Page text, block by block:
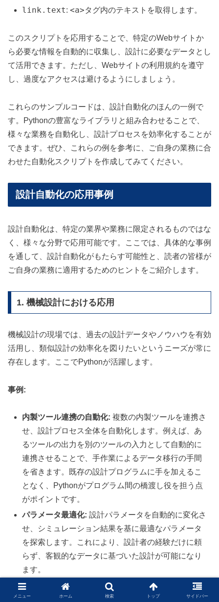
link.text:<a>タグ内のテキストを取得します。
このスクリプトを応用することで、特定のWebサイトか
ら必要な情報を自動的に収集し、設計に必要なデータとし
て活用できます。ただし、Webサイトの利用規約を遵守
し、過度なアクセスは避けるようにしましょう。
これらのサンプルコードは、設計自動化のほんの一例で
す。Pythonの豊富なライブラリと組み合わせることで、
様々な業務を自動化し、設計プロセスを効率化することが
できます。ぜひ、これらの例を参考に、ご自身の業務に合
わせた自動化スクリプトを作成してみてください。
設計自動化の応用事例
設計自動化は、特定の業界や業務に限定されるものではな
く、様々な分野で応用可能です。ここでは、具体的な事例
を通して、設計自動化がもたらす可能性と、読者の皆様が
ご自身の業務に適用するためのヒントをご紹介します。
1. 機械設計における応用
機械設計の現場では、過去の設計データやノウハウを有効
活用し、類似設計の効率化を図りたいというニーズが常に
存在します。ここでPythonが活躍します。
事例:
内製ツール連携の自動化: 複数の内製ツールを連携さ
せ、設計プロセス全体を自動化します。例えば、あ
るツールの出力を別のツールの入力として自動的に
連携させることで、手作業によるデータ移行の手間
を省きます。既存の設計プログラムに手を加えるこ
となく、Pythonがプログラム間の橋渡し役を担う点
がポイントです。
パラメータ最適化: 設計パラメータを自動的に変化さ
せ、シミュレーション結果を基に最適なパラメータ
を探索します。これにより、設計者の経験だけに頼
らず、客観的なデータに基づいた設計が可能になり
ます。
メニュー ホーム 検索 トップ サイドバー